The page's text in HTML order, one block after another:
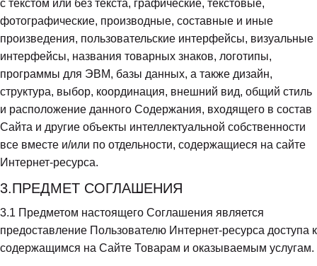
с текстом или без текста, графические, текстовые,
фотографические, производные, составные и иные
произведения, пользовательские интерфейсы, визуальные
интерфейсы, названия товарных знаков, логотипы,
программы для ЭВМ, базы данных, а также дизайн,
структура, выбор, координация, внешний вид, общий стиль
и расположение данного Содержания, входящего в состав
Сайта и другие объекты интеллектуальной собственности
все вместе и/или по отдельности, содержащиеся на сайте
Интернет-ресурса.
3.ПРЕДМЕТ СОГЛАШЕНИЯ
3.1 Предметом настоящего Соглашения является
предоставление Пользователю Интернет-ресурса доступа к
содержащимся на Сайте Товарам и оказываемым услугам.